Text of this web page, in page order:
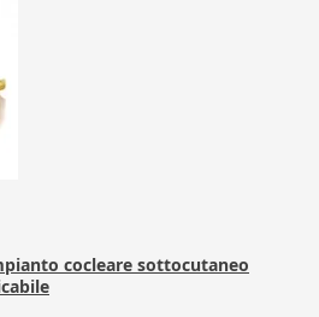
cocleare sottocutaneo